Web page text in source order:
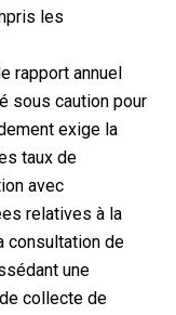
les
rapport annuel
sous caution pour
exige la
taux de
avec
relatives à la
consultation de
une
collecte de